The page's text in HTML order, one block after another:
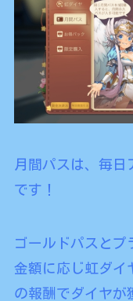
月間パスは、毎日
です！
ゴールドパスとプ
金額に応じ虹ダイ
の報酬でダイヤが